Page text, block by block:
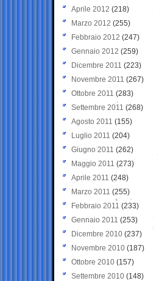
Aprile 2012 (218)
Marzo 2012 (255)
Febbraio 2012 (247)
Gennaio 2012 (259)
Dicembre 2011 (223)
Novembre 2011 (267)
Ottobre 2011 (283)
Settembre 2011 (268)
Agosto 2011 (155)
Luglio 2011 (204)
Giugno 2011 (262)
Maggio 2011 (273)
Aprile 2011 (248)
Marzo 2011 (255)
Febbraio 2011 (233)
Gennaio 2011 (253)
Dicembre 2010 (237)
Novembre 2010 (187)
Ottobre 2010 (157)
Settembre 2010 (148)